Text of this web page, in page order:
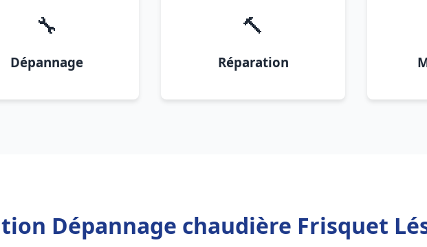
🔧
Dépannage
🔨
Réparation
Dépannage chaudière Frisquet